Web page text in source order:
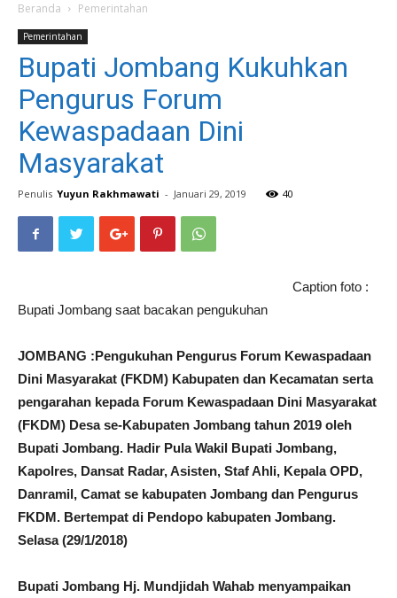
Beranda Pemerintahan
Pemerintahan
Bupati Jombang Kukuhkan
Pengurus Forum
Kewaspadaan Dini
Masyarakat
Penulis Yuyun Rakhmawati - Januari 29, 2019 40
Caption foto :
Bupati Jombang saat bacakan pengukuhan
JOMBANG :Pengukuhan Pengurus Forum Kewaspadaan
Dini Masyarakat (FKDM) Kabupaten dan Kecamatan serta
pengarahan kepada Forum Kewaspadaan Dini Masyarakat
(FKDM) Desa se-Kabupaten Jombang tahun 2019 oleh
Bupati Jombang. Hadir Pula Wakil Bupati Jombang,
Kapolres, Dansat Radar, Asisten, Staf Ahli, Kepala OPD,
Danramil, Camat se kabupaten Jombang dan Pengurus
FKDM. Bertempat di Pendopo kabupaten Jombang.
Selasa (29/1/2018)
Bupati Jombang Hj. Mundjidah Wahab menyampaikan